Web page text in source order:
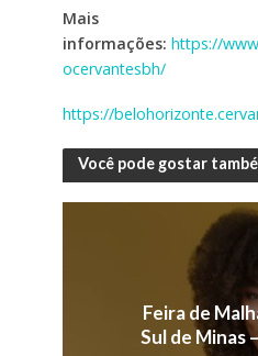
Mais
informações: https://
ocervantesbh/
https://
Você pode gostar
Feira de
Sul de Minas